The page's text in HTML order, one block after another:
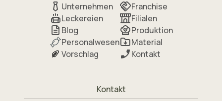
Unternehmen
Leckereien
Blog
Personalwesen
Vorschlag
Franchise
Filialen
Produktion
Material
Kontakt
Kontakt